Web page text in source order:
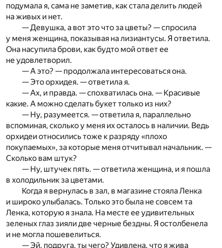
подумала я, сама не заметив, как стала делить людей
на живых и нет.
— Девушка, а вот это что за цветы? — спросила
у меня женщина, показывая на лизиантусы. Я ответила.
Она насупила брови, как будто мой ответ ее
не удовлетворил.
— А это? — продолжала интересоваться она.
— Это орхидея. — ответила я.
— Ах, и правда. — спохватилась она. — Красивые
какие. А можно сделать букет только из них?
— Ну, разумеется. — ответила я, параллельно
вспоминая, сколько у меня их осталось в наличии. Ведь
орхидеи относились тоже к разряду «плохо
покупаемых», за которые меня отчитывал начальник. —
Сколько вам штук?
— Ну, штучек пять. — ответила женщина, и я пошла
в холодильник за цветами.
Когда я вернулась в зал, в магазине стояла Ленка
и широко улыбалась. Только это была не совсем та
Ленка, которую я знала. На месте ее удивительных
зеленых глаз зияли две черные бездны. Я остолбенела
и не могла пошевелиться.
— Эй, подруга, ты чего? Удивлена, что я жива